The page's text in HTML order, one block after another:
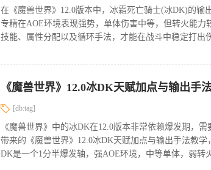
在《魔兽世界》12.0版本中，冰霜死亡骑士(冰DK)的输
专精在AOE环境表现强势，单体伤害中等，但转火能力
技能、属性分配以及循环手法，才能在战斗中稳定打出
[db:tag]
《魔兽世界》中的冰DK在12.0版本非常依赖爆发期，
带来的《魔兽世界》12.0冰DK天赋加点与输出手法教
DK是一个1分半爆发轴，强AOE环境，中等单体，弱转